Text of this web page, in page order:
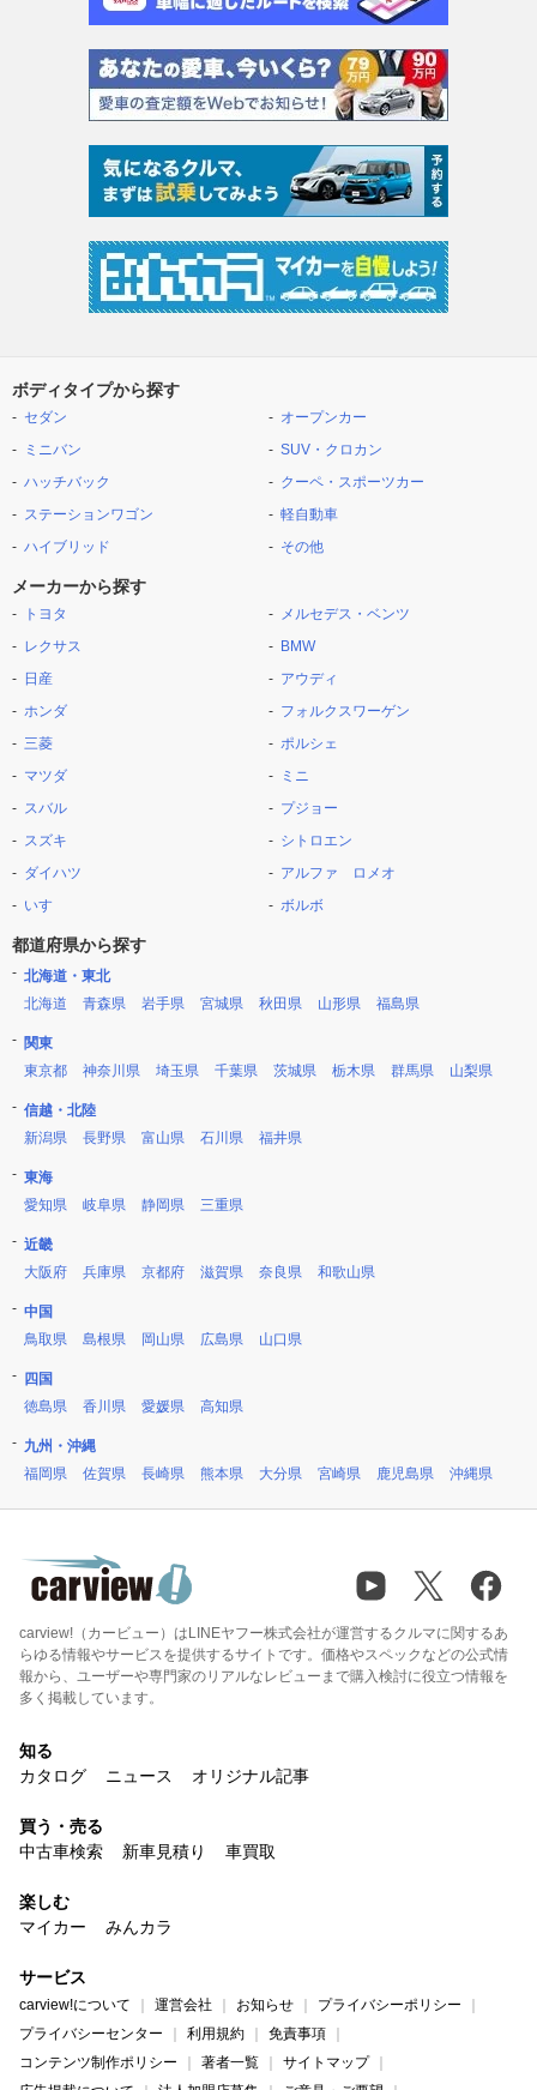
ボディタイプから探す
セダン
ミニバン
ハッチバック
ステーションワゴン
ハイブリッド
オープンカー
SUV・クロカン
クーペ・スポーツカー
軽自動車
その他
メーカーから探す
トヨタ
レクサス
日産
ホンダ
三菱
マツダ
スバル
スズキ
ダイハツ
いすゞ
メルセデス・ベンツ
BMW
アウディ
フォルクスワーゲン
ポルシェ
ミニ
プジョー
シトロエン
アルファ ロメオ
ボルボ
都道府県から探す
北海道・東北
北海道
青森県 岩手県 宮城県 秋田県 山形県 福島県
関東
東京都
神奈川県 埼玉県 千葉県 茨城県 栃木県 群馬県 山梨県
信越・北陸
新潟県
長野県 富山県 石川県 福井県
東海
愛知県
岐阜県 静岡県 三重県
近畿
大阪府
兵庫県 京都府 滋賀県 奈良県 和歌山県
中国
鳥取県
島根県 岡山県 広島県 山口県
四国
徳島県
香川県 愛媛県 高知県
九州・沖縄
福岡県
佐賀県 長崎県 熊本県 大分県 宮崎県 鹿児島県 沖縄県
carview!（カービュー）はLINEヤフー株式会社が運営するクルマに関するあ
らゆる情報やサービスを提供するサイトです。価格やスペックなどの公式情
報から、ユーザーや専門家のリアルなレビューまで購入検討に役立つ情報を
多く掲載しています。
知る
カタログ
ニュース オリジナル記事
買う・売る
中古車検索
新車見積り 車買取
楽しむ
マイカー
みんカラ
サービス
carview!について 運営会社 お知らせ
プライバシーポリシー
プライバシーセンター
利用規約
免責事項
コンテンツ制作ポリシー
著者一覧
サイトマップ